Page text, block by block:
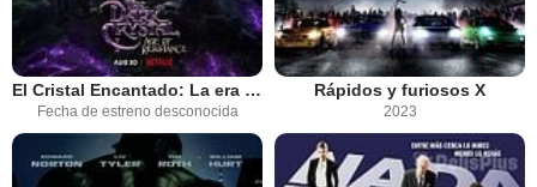
El Cristal Encantado: La era de la resistencia.
Fecha de estreno desconocida
Rápidos y furiosos X
2023